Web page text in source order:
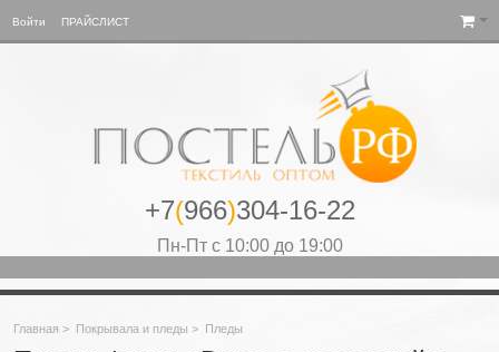
Войти ПРАЙСЛИСТ
+7(966)304-16-22
Пн-Пт с 10:00 до 19:00
Главная > Покрывала и пледы > Пледы